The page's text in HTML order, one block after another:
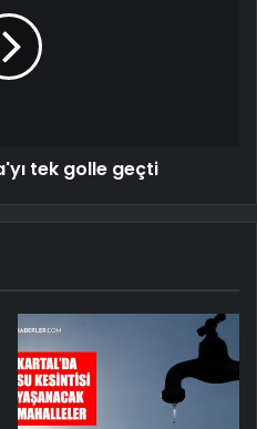
tek golle geçti